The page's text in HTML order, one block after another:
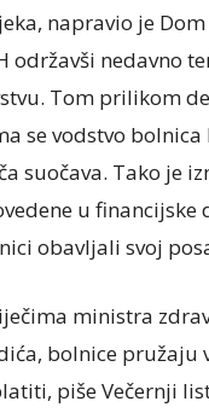
napravio je
održavši nedavno
Tom prilikom
se vodstvo bolnica
suočava. Tako je
u financijske
obavljali svoj
ministra
bolnice pružaju
piše Večernji